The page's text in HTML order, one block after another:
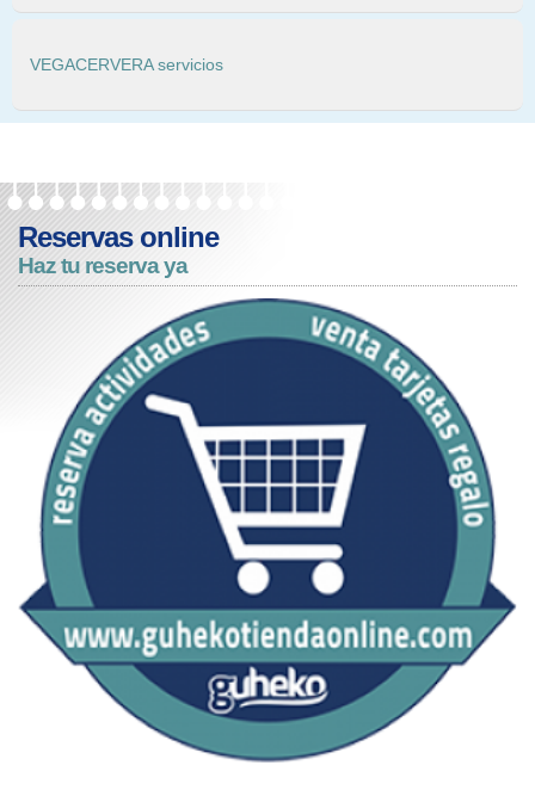
VEGACERVERA servicios
Reservas online
Haz tu reserva ya